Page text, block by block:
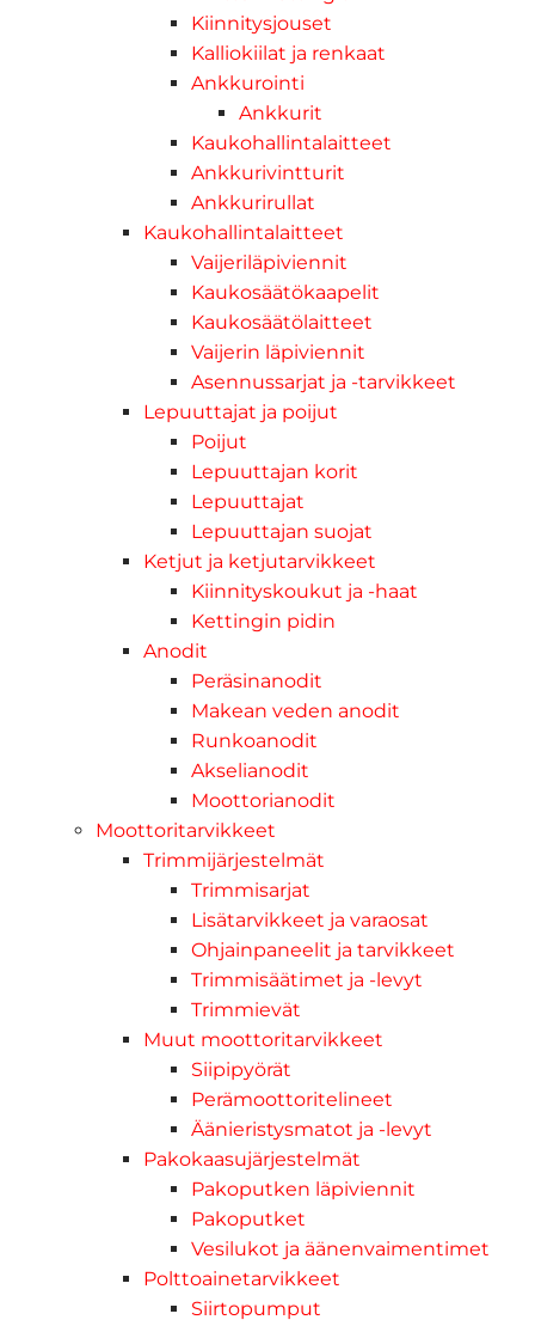
Kiinnitysjouset
Kalliokiilat ja renkaat
Ankkurointi
Ankkurit
Kaukohallintalaitteet
Ankkurivintturit
Ankkurirullat
Kaukohallintalaitteet
Vaijeriläpiviennit
Kaukosäätökaapelit
Kaukosäätölaitteet
Vaijerin läpiviennit
Asennussarjat ja -tarvikkeet
Lepuuttajat ja poijut
Poijut
Lepuuttajan korit
Lepuuttajat
Lepuuttajan suojat
Ketjut ja ketjutarvikkeet
Kiinnityskoukut ja -haat
Kettingin pidin
Anodit
Peräsinanodit
Makean veden anodit
Runkoanodit
Akselianodit
Moottorianodit
Moottoritarvikkeet
Trimmijärjestelmät
Trimmisarjat
Lisätarvikkeet ja varaosat
Ohjainpaneelit ja tarvikkeet
Trimmisäätimet ja -levyt
Trimmievät
Muut moottoritarvikkeet
Siipipyörät
Perämoottoritelineet
Äänieristysmatot ja -levyt
Pakokaasujärjestelmät
Pakoputken läpiviennit
Pakoputket
Vesilukot ja äänenvaimentimet
Polttoainetarvikkeet
Siirtopumput